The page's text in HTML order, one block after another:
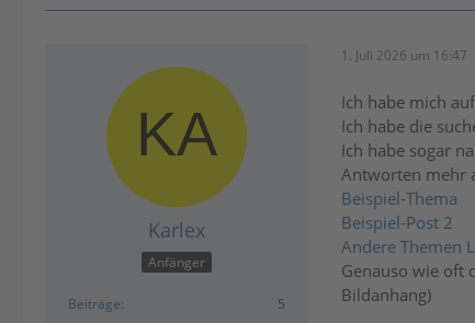
Karlex
Anfänger
Beiträge 5
1. Juli 2026 um 16:47
Ich habe mich
Ich habe die
Ich habe sogar
Antworten mehr
Beispiel-Thema
Beispiel-Post 2
Andere Themen
Genauso wie oft
Bildanhang)